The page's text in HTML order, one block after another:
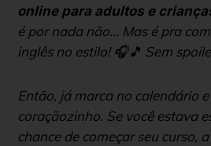
online para adultos e
é por nada não… Mas é pra
inglês no estilo! 🎧🎵 Sem
Então, já marca no calendário
coraçãozinho. Se você estava
chance de começar seu curso,